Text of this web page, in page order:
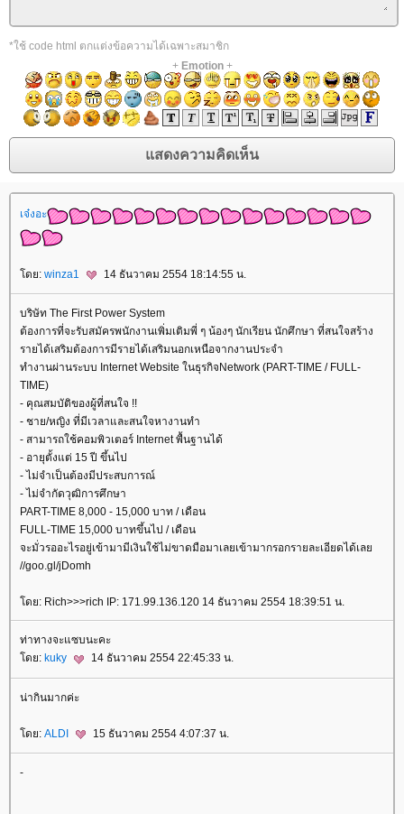
*ใช้ code html ตกแต่งข้อความได้เฉพาะสมาชิก
+ Emotion+
เจ๋งอะ
ดย: winza1 14 ธันวาคม 2554 18:14:55 น.
บริษัท The First Power System
ต้องการที่จะรับสมัครพนักงานเพิ่มเติมพี่ ๆ น้องๆ นักเรียน นักศึกษา ที่สนใจสร้าง
รายได้เสริมต้องการมีรายได้เสริมนอกเหนือจากงานประจำ
ทำงานผ่านระบบ Internet Website ในธุรกิจNetwork (PART-TIME / FULL-
TIME)
- คุณสมบัติของผู้ที่สนใจ !!
- ชาย/หญิง ที่มีเวลาและสนใจหางานทำ
- สามารถใช้คอมพิวเตอร์ Internet พื้นฐานได้
- อายุตั้งแต่ 15 ปี ขึ้นไป
- ไม่จำเป็นต้องมีประสบการณ์
- ไม่จำกัดวุฒิการศึกษา
PART-TIME 8,000 - 15,000 บาท / เดือน
FULL-TIME 15,000 บาทขึ้นไป / เดือน
จะมั่วรออะไรอยู่เข้ามามีเงินใช้ไม่ขาดมือมาเลยเข้ามากรอกรายละเอียดได้เล
//goo.gl/jDomh
ดย: Rich>>>rich IP: 171.99.136.120 14 ธันวาคม 2554 18:39:51 น.
ท่าทางจะแซบนะคะ
ดย: kuky 14 ธันวาคม 2554 22:45:33 น.
น่ากินมากค่ะ
ดย: ALDI 15 ธันวาคม 2554 4:07:37 น.
-